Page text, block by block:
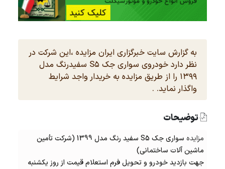
به گزارش سایت خبرگزاری ایران مزایده ،این شرکت در
نظر دارد خودروی سواری جک S۵ سفیدرنگ مدل
۱۳۹۹ را از طریق مزایده به خریدار واجد شرایط
واگذار نماید. .
توضیحات
مزایده
سواری جک S5 سفید رنگ مدل 1399 (شرکت تأمین
ماشین آلات ساختمانی)
جهت بازدید خودرو و تحویل فرم استعلام قیمت از روز یکشنبه